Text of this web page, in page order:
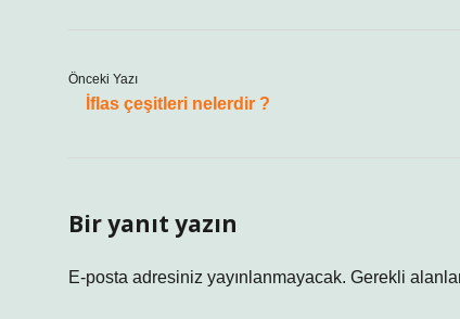
Önceki Yazı
İflas çeşitleri nelerdir ?
Bir yanıt yazın
E-posta adresiniz yayınlanmayacak. Gerekli